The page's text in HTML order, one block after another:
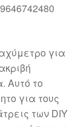
για
Αυτό το
για τους
των DIY